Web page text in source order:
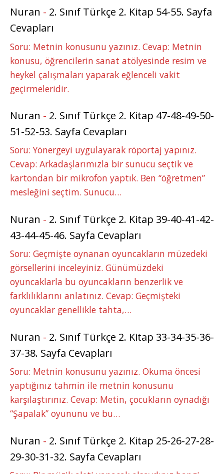
Nuran - 2. Sınıf Türkçe 2. Kitap 54-55. Sayfa
Cevapları
Soru: Metnin konusunu yazınız. Cevap: Metnin
konusu, öğrencilerin sanat atölyesinde resim ve
heykel çalışmaları yaparak eğlenceli vakit
geçirmeleridir.
Nuran - 2. Sınıf Türkçe 2. Kitap 47-48-49-50-
51-52-53. Sayfa Cevapları
Soru: Yönergeyi uygulayarak röportaj yapınız.
Cevap: Arkadaşlarımızla bir sunucu seçtik ve
kartondan bir mikrofon yaptık. Ben “öğretmen”
mesleğini seçtim. Sunucu…
Nuran - 2. Sınıf Türkçe 2. Kitap 39-40-41-42-
43-44-45-46. Sayfa Cevapları
Soru: Geçmişte oynanan oyuncakların müzedeki
görsellerini inceleyiniz. Günümüzdeki
oyuncaklarla bu oyuncakların benzerlik ve
farklılıklarını anlatınız. Cevap: Geçmişteki
oyuncaklar genellikle tahta,…
Nuran - 2. Sınıf Türkçe 2. Kitap 33-34-35-36-
37-38. Sayfa Cevapları
Soru: Metnin konusunu yazınız. Okuma öncesi
yaptığınız tahmin ile metnin konusunu
karşılaştırınız. Cevap: Metin, çocukların oynadığı
“Şapalak” oyununu ve bu…
Nuran - 2. Sınıf Türkçe 2. Kitap 25-26-27-28-
29-30-31-32. Sayfa Cevapları